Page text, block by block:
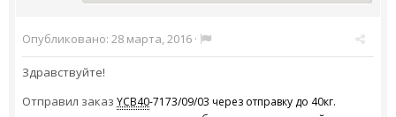
Опубликовано: 28 марта, 2016 ·
Здравствуйте!
Отправил заказ YCB40-7173/09/03 через отправку до 40кг.